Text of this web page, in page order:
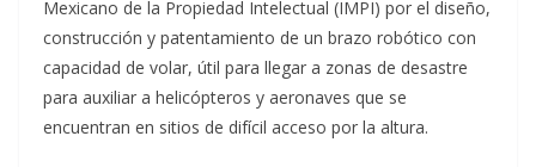
Mexicano de la Propiedad Intelectual (IMPI) por el diseño,
construcción y patentamiento de un brazo robótico con
capacidad de volar, útil para llegar a zonas de desastre
para auxiliar a helicópteros y aeronaves que se
encuentran en sitios de difícil acceso por la altura.